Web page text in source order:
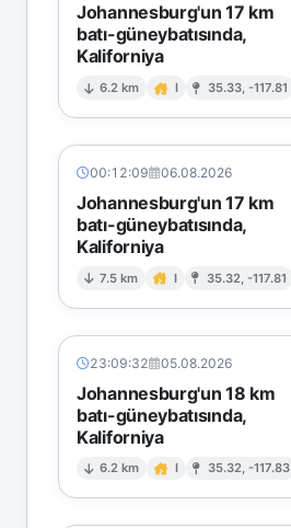
Johannesburg'un 17 km
batı-güneybatısında,
Kaliforniya
6.2 km I 35.33, -117.81
00:12:09 06.08.2026
Johannesburg'un 17 km
batı-güneybatısında,
Kaliforniya
7.5 km I 35.32, -117.81
23:09:32 05.08.2026
Johannesburg'un 18 km
batı-güneybatısında,
Kaliforniya
6.2 km I 35.32, -117.83